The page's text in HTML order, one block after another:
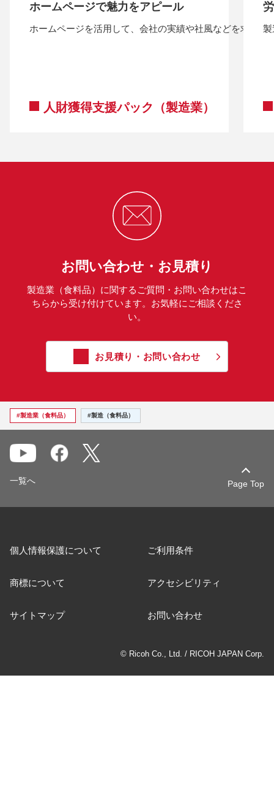
ホームページで魅力をアピール
ホームページを活用して、会社の実績や社風などを求職者
人財獲得支援パック（製造業）
製
お問い合わせ・お見積り
製造業（食料品）に関するご質問・お問い合わせはこ
ちらから受け付けています。お気軽にご相談くださ
い。
お見積り・お問い合わせ
#製造業（食料品） #製造（食料品）
Page Top
一覧へ
個人情報保護について ご利用条件
商標について アクセシビリティ
サイトマップ お問い合わせ
© Ricoh Co., Ltd. / RICOH JAPAN Corp.